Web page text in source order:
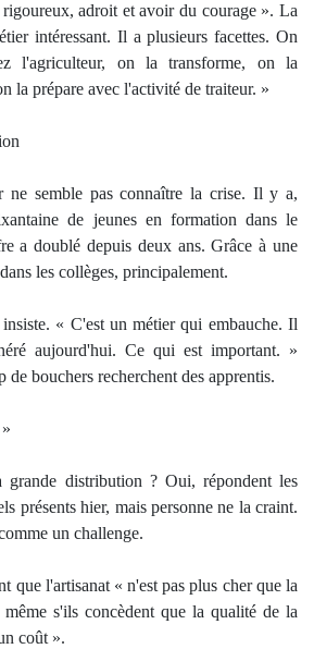
adroit et avoir du courage ». La
intéressant. Il a plusieurs facettes. On
l'agriculteur, on la transforme, on la
la prépare avec l'activité de traiteur. »
ne semble pas connaître la crise. Il y a,
de jeunes en formation dans le
a doublé depuis deux ans. Grâce à une
les collèges, principalement.
« C'est un métier qui embauche. Il
aujourd'hui. Ce qui est important. »
bouchers recherchent des apprentis.
grande distribution ? Oui, répondent les
présents hier, mais personne ne la craint.
un challenge.
que l'artisanat « n'est pas plus cher que la
s'ils concèdent que la qualité de la
coût ».